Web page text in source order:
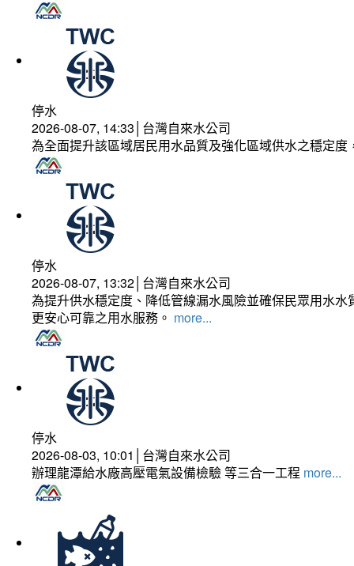
停水
2026-08-07, 14:33│台灣自來水公司
為全面提升該區域居民用水品質及強化區域供水之穩定
停水
2026-08-07, 13:32│台灣自來水公司
為提升供水穩定度、降低管線漏水風險並確保民眾用水
更安心可靠之用水服務。 more...
停水
2026-08-03, 10:01│台灣自來水公司
辦理龍潭給水廠高壓電氣設備檢驗 等三合一工程 more...